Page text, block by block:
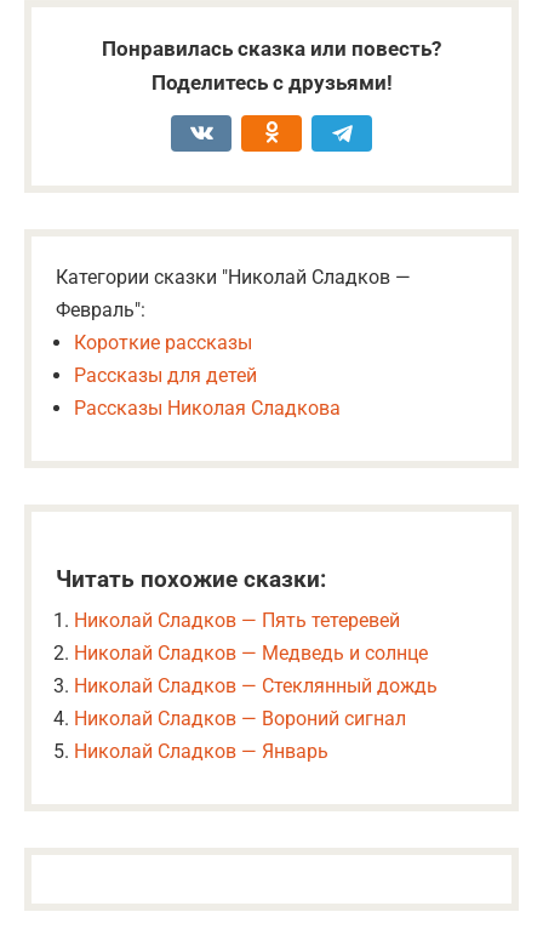
Понравилась сказка или повесть?
Поделитесь с друзьями!
Категории сказки "Николай Сладков —
Февраль":
Короткие рассказы
Рассказы для детей
Рассказы Николая Сладкова
Читать похожие сказки:
Николай Сладков — Пять тетеревей
Николай Сладков — Медведь и солнце
Николай Сладков — Стеклянный дождь
Николай Сладков — Вороний сигнал
Николай Сладков — Январь